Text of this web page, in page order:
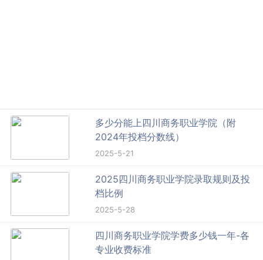
多少分能上四川商务职业学院（附
2024年投档分数线）
2025-5-21
2025四川商务职业学院录取规则及投
档比例
2025-5-28
四川商务职业学院学费多少钱一年-各
专业收费标准